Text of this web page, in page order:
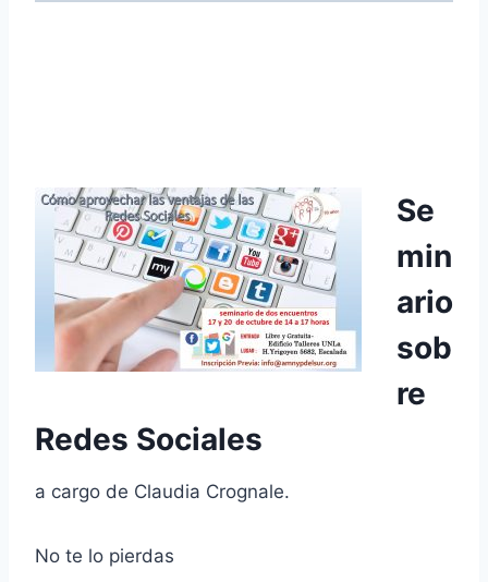
Se
min
ario
sob
re
Redes Sociales
a cargo de Claudia Crognale.
No te lo pierdas